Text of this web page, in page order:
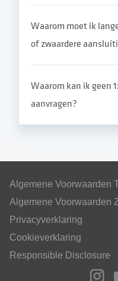
Waarom moet ik
of zwaardere
Waarom kan ik geen
aanvragen?
Algemene Voorwaarden
Algemene Voorwaarden
Privacyverklaring
Cookieverklaring
Responsible Disclosure